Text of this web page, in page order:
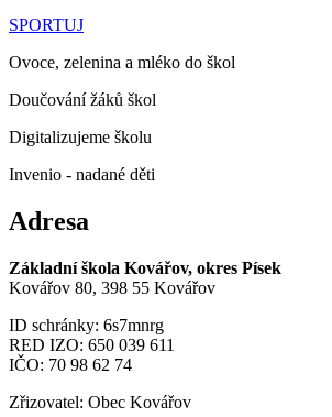
SPORTUJ
Ovoce, zelenina a mléko do škol
Doučování žáků škol
Digitalizujeme školu
Invenio - nadané děti
Adresa
Základní škola Kovářov, okres Písek
Kovářov 80, 398 55 Kovářov
ID schránky: 6s7mnrg
RED IZO: 650 039 611
IČO: 70 98 62 74
Zřizovatel: Obec Kovářov